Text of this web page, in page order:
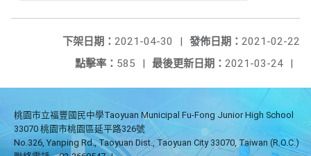
發佈日期： 2021-02-22
下架日期： 2021-04-30
|
最後更新日期： 2021-03-24 |
點擊率： 585 |
桃園市立福豐國民中學Taoyuan Municipal Fu-Fong Junior High School
33070 桃園市桃園區延平路326號
No.326, Yanping Rd., Taoyuan Dist., Taoyuan City 33070, Taiwan (R.O.C.)